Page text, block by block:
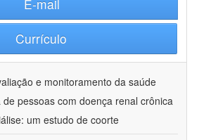
E-mail
Currículo
e monitoramento da saúde
pessoas com doença renal crônica
um estudo de coorte